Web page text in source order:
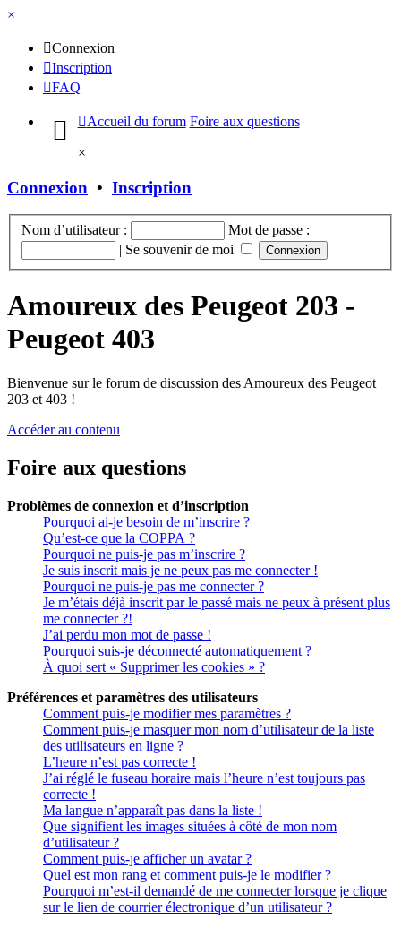
×
Connexion
Inscription
FAQ
Accueil du forum Foire aux questions
×
Connexion • Inscription
Nom d’utilisateur :
Mot de passe :
| Se souvenir de moi
Amoureux des Peugeot 203 -
Peugeot 403
Bienvenue sur le forum de discussion des Amoureux des Peugeot
203 et 403 !
Accéder au contenu
Foire aux questions
Problèmes de connexion et d’inscription
Pourquoi ai-je besoin de m’inscrire ?
Qu’est-ce que la COPPA ?
Pourquoi ne puis-je pas m’inscrire ?
Je suis inscrit mais je ne peux pas me connecter !
Pourquoi ne puis-je pas me connecter ?
Je m’étais déjà inscrit par le passé mais ne peux à présent plus
me connecter ?!
J’ai perdu mon mot de passe !
Pourquoi suis-je déconnecté automatiquement ?
À quoi sert « Supprimer les cookies » ?
Préférences et paramètres des utilisateurs
Comment puis-je modifier mes paramètres ?
Comment puis-je masquer mon nom d’utilisateur de la liste
des utilisateurs en ligne ?
L’heure n’est pas correcte !
J’ai réglé le fuseau horaire mais l’heure n’est toujours pas
correcte !
Ma langue n’apparaît pas dans la liste !
Que signifient les images situées à côté de mon nom
d’utilisateur ?
Comment puis-je afficher un avatar ?
Quel est mon rang et comment puis-je le modifier ?
Pourquoi m’est-il demandé de me connecter lorsque je clique
sur le lien de courrier électronique d’un utilisateur ?